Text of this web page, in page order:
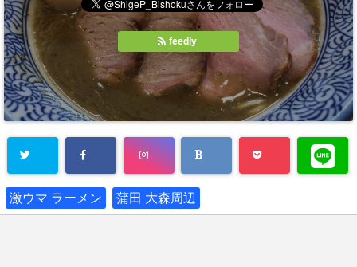
feedly
激ウマ ラーメン 蒲田 大森周辺